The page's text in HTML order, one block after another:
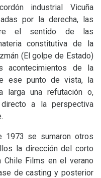
industrial Vicuña
por la derecha, las
el sentido de las
constitutiva de la
(El golpe de Estado)
acontecimientos de la
ese punto de vista, la
larga una refutación o,
a la perspectiva
1973 se sumaron otros
la dirección del corto
Chile Films en el verano
de casting y posterior